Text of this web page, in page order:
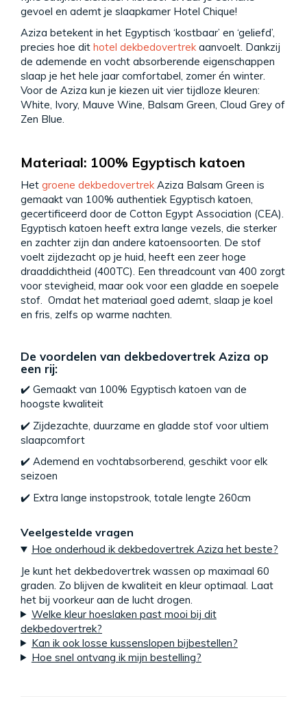
gevoel en ademt je slaapkamer Hotel Chique!
Aziza betekent in het Egyptisch ‘kostbaar’ en ‘geliefd’,
precies hoe dit hotel dekbedovertrekaanvoelt. Dankzij
de ademende en vocht absorberende eigenschappen
slaap je het hele jaar comfortabel, zomer én winter.
Voor de Aziza kun je kiezen uit vier tijdloze kleuren:
White, Ivory, Mauve Wine, Balsam Green, Cloud Grey of
Zen Blue.
Materiaal: 100% Egyptisch katoen
Het groene dekbedovertrek Aziza Balsam Green is
gemaakt van 100% authentiek Egyptisch katoen,
gecertificeerd door de Cotton Egypt Association (CEA).
Egyptisch katoen heeft extra lange vezels, die sterker
en zachter zijn dan andere katoensoorten. De stof
voelt zijdezacht op je huid, heeft een zeer hoge
draaddichtheid (400TC). Een threadcount van 400 zorgt
voor stevigheid, maar ook voor een gladde en soepele
stof. Omdat het materiaal goed ademt, slaap je koel
en fris, zelfs op warme nachten.
De voordelen van dekbedovertrek Aziza op
een rij:
✔️ Gemaakt van 100% Egyptisch katoen van de
hoogste kwaliteit
✔️ Zijdezachte, duurzame en gladde stof voor ultiem
slaapcomfort
✔️ Ademend en vochtabsorberend, geschikt voor elk
seizoen
✔️ Extra lange instopstrook, totale lengte 260cm
Veelgestelde vragen
Hoe onderhoud ik dekbedovertrek Aziza het beste?
Je kunt het dekbedovertrek wassen op maximaal 60
graden. Zo blijven de kwaliteit en kleur optimaal. Laat
het bij voorkeur aan de lucht drogen.
Welke kleur hoeslaken past mooi bij dit
dekbedovertrek?
Kan ik ook losse kussenslopen bijbestellen?
Hoe snel ontvang ik mijn bestelling?